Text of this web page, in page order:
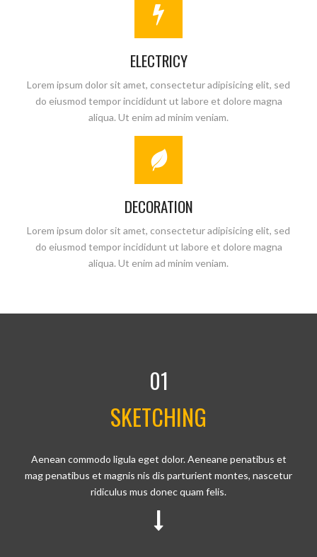
ELECTRICY
Lorem ipsum dolor sit amet, consectetur adipisicing elit, sed
do eiusmod tempor incididunt ut labore et dolore magna
aliqua. Ut enim ad minim veniam.
DECORATION
Lorem ipsum dolor sit amet, consectetur adipisicing elit, sed
do eiusmod tempor incididunt ut labore et dolore magna
aliqua. Ut enim ad minim veniam.
01
SKETCHING
Aenean commodo ligula eget dolor. Aeneane penatibus et
mag penatibus et magnis nis dis parturient montes, nascetur
ridiculus mus donec quam felis.